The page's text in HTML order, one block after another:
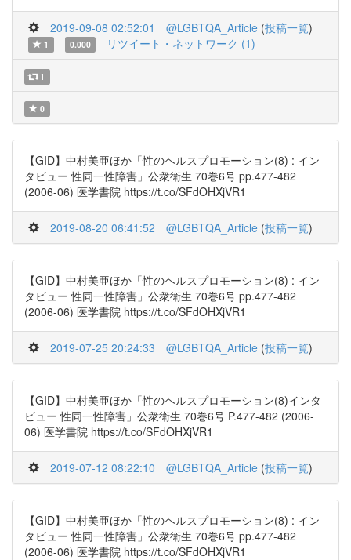
2019-09-08 02:52:01 @LGBTQA_Article (投稿一覧)
1 0.000 リツイート・ネットワーク (1)
1
0
【GID】中村美亜ほか「性のヘルスプロモーション(8) : イン
タビュー 性同一性障害」公衆衛生 70巻6号 pp.477-482
(2006-06) 医学書院 https://t.co/SFdOHXjVR1
2019-08-20 06:41:52 @LGBTQA_Article (投稿一覧)
【GID】中村美亜ほか「性のヘルスプロモーション(8) : イン
タビュー 性同一性障害」公衆衛生 70巻6号 pp.477-482
(2006-06) 医学書院 https://t.co/SFdOHXjVR1
2019-07-25 20:24:33 @LGBTQA_Article (投稿一覧)
【GID】中村美亜ほか「性のヘルスプロモーション(8)インタ
ビュー 性同一性障害」公衆衛生 70巻6号 P.477-482 (2006-
06) 医学書院 https://t.co/SFdOHXjVR1
2019-07-12 08:22:10 @LGBTQA_Article (投稿一覧)
【GID】中村美亜ほか「性のヘルスプロモーション(8) : イン
タビュー 性同一性障害」公衆衛生 70巻6号 pp.477-482
(2006-06) 医学書院 https://t.co/SFdOHXjVR1